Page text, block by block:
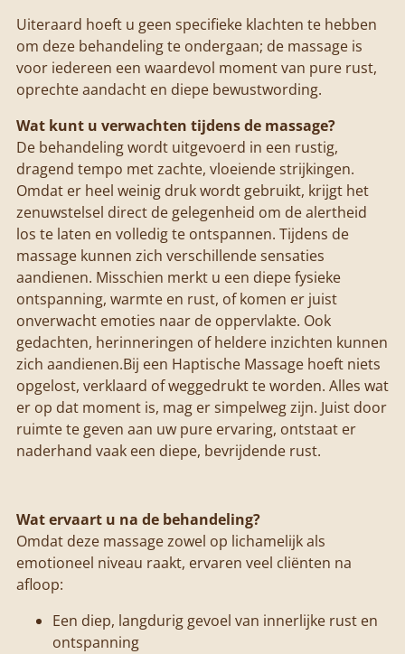
Uiteraard hoeft u geen specifieke klachten te hebben
om deze behandeling te ondergaan; de massage is
voor iedereen een waardevol moment van pure rust,
oprechte aandacht en diepe bewustwording.
Wat kunt u verwachten tijdens de massage?
De behandeling wordt uitgevoerd in een rustig,
dragend tempo met zachte, vloeiende strijkingen.
Omdat er heel weinig druk wordt gebruikt, krijgt het
zenuwstelsel direct de gelegenheid om de alertheid
los te laten en volledig te ontspannen. Tijdens de
massage kunnen zich verschillende sensaties
aandienen. Misschien merkt u een diepe fysieke
ontspanning, warmte en rust, of komen er juist
onverwacht emoties naar de oppervlakte. Ook
gedachten, herinneringen of heldere inzichten kunnen
zich aandienen.Bij een Haptische Massage hoeft niets
opgelost, verklaard of weggedrukt te worden. Alles wat
er op dat moment is, mag er simpelweg zijn. Juist door
ruimte te geven aan uw pure ervaring, ontstaat er
naderhand vaak een diepe, bevrijdende rust.
Wat ervaart u na de behandeling?
Omdat deze massage zowel op lichamelijk als
emotioneel niveau raakt, ervaren veel cliënten na
afloop:
Een diep, langdurig gevoel van innerlijke rust en
ontspanning